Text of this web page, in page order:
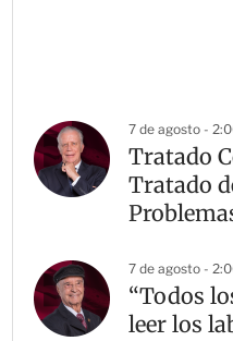
7 de agosto -
Tratado
Tratado
7 de agosto -
“Todos
leer los